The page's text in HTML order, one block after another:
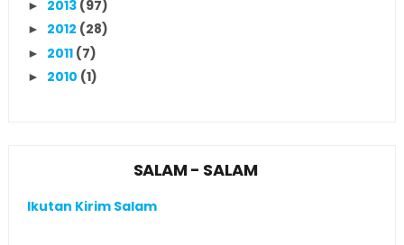
► 2013 (97)
► 2012 (28)
► 2011 (7)
► 2010 (1)
SALAM - SALAM
Ikutan Kirim Salam